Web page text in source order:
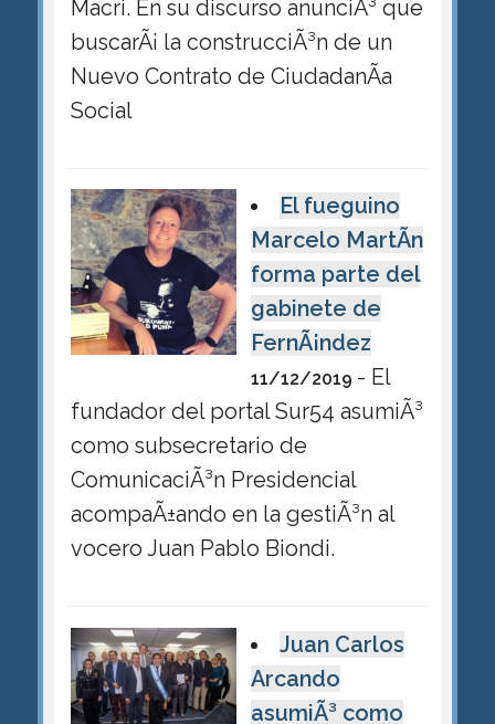
Macri. En su discurso anunciÃ³ que
buscarÃ¡ la construcciÃ³n de un
Nuevo Contrato de CiudadanÃ­a
Social
El fueguino
Marcelo MartÃ­n
forma parte del
gabinete de
FernÃ¡ndez
11/12/2019 - El
fundador del portal Sur54 asumiÃ³
como subsecretario de
ComunicaciÃ³n Presidencial
acompaÃ±ando en la gestiÃ³n al
vocero Juan Pablo Biondi.
Juan Carlos
Arcando
asumiÃ³ como